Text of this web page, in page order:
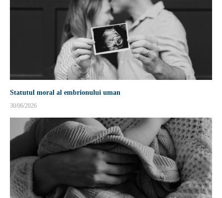
Statutul moral al embrionului uman
30/06/2026